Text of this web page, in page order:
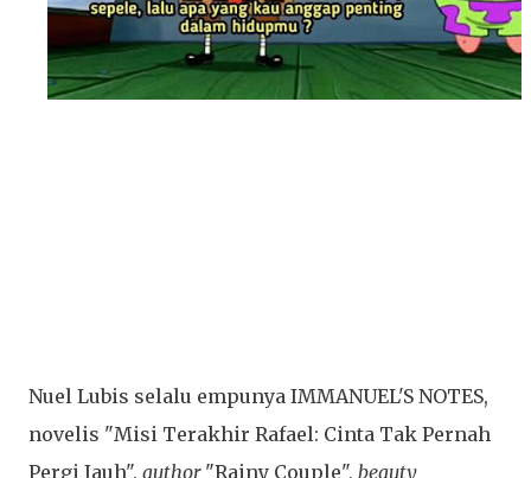
Nuel Lubis selalu empunya IMMANUEL'S NOTES,
novelis "Misi Terakhir Rafael: Cinta Tak Pernah
Pergi Jauh", author"Rainy Couple", beauty